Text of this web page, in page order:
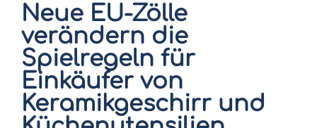
Neue EU-Zölle
verändern die
Spielregeln für
Einkäufer von
Keramikgeschirr und